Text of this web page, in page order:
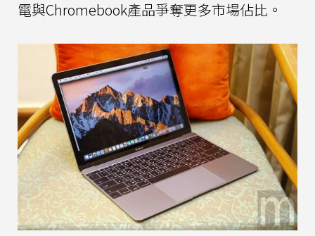
電與Chromebook產品爭奪更多市場佔比。